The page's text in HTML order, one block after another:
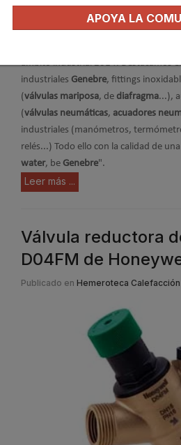
ámbito industrial 2014. Destacamos
industriales Genebre, fittings
(válvulas mariposa, de diafragma...),
(válvulas neumáticas, acuadores
industriales (manómetros,
relés...) Todo ello con la calidad de
water, be Genebre".
Leer más ...
Válvula reductora
D04FM de
Publicado en Hemeroteca Calefacción
APOYA LA